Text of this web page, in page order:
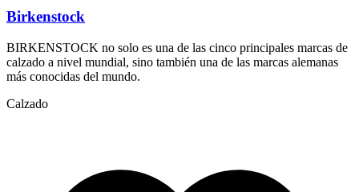
Birkenstock
BIRKENSTOCK no solo es una de las cinco principales marcas de
calzado a nivel mundial, sino también una de las marcas alemanas
más conocidas del mundo.
Calzado